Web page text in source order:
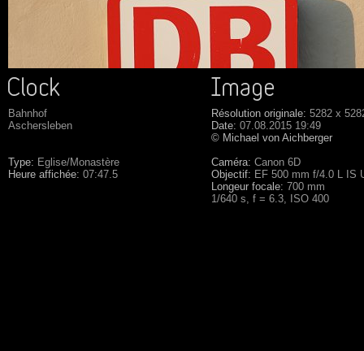
Bahnhof
Aschersleben
Type: Eglise/Monastère
Heure affichée: 07:47.5
Résolution originale: 5282 x
Date: 07.08.2015 19:49
© Michael von Aichberger
Caméra: Canon 6D
Objectif: EF 500 mm f/4.0 L IS
Longeur focale: 700 mm
1/640 s, f = 6.3, ISO 400